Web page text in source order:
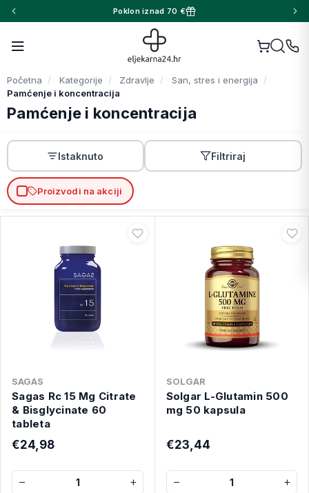
Poklon iznad 70 €
Početna Kategorije Zdravlje
San, stres i energija
Pamćenje i koncentracija
Pamćenje i koncentracija
Istaknuto Filtriraj
Proizvodi na akciji
SAGAS
Sagas Rc 15 Mg Citrate
& Bisglycinate 60
tableta
€24,98
− +
SOLGAR
Solgar L-Glutamin 500
mg 50 kapsula
€23,44
− +